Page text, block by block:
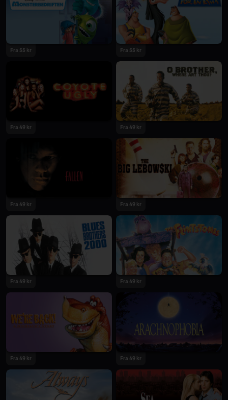
Fra 55 kr Fra 55 kr
Fra 49 kr Fra 49 kr
Fra 49 kr Fra 49 kr
Fra 49 kr Fra 49 kr
Fra 49 kr Fra 49 kr